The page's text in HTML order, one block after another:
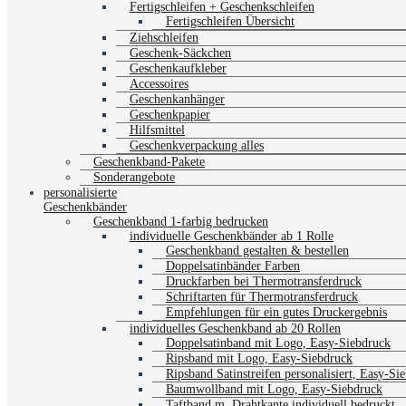
Fertigschleifen + Geschenkschleifen
Fertigschleifen Übersicht
Ziehschleifen
Geschenk-Säckchen
Geschenkaufkleber
Accessoires
Geschenkanhänger
Geschenkpapier
Hilfsmittel
Geschenkverpackung alles
Geschenkband-Pakete
Sonderangebote
personalisierte
Geschenkbänder
Geschenkband 1-farbig bedrucken
individuelle Geschenkbänder ab 1 Rolle
Geschenkband gestalten & bestellen
Doppelsatinbänder Farben
Druckfarben bei Thermotransferdruck
Schriftarten für Thermotransferdruck
Empfehlungen für ein gutes Druckergebnis
individuelles Geschenkband ab 20 Rollen
Doppelsatinband mit Logo, Easy-Siebdruck
Ripsband mit Logo, Easy-Siebdruck
Ripsband Satinstreifen personalisiert, Easy-
Baumwollband mit Logo, Easy-Siebdruck